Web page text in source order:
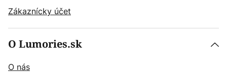
Zákaznícky účet
O Lumories.sk
O nás